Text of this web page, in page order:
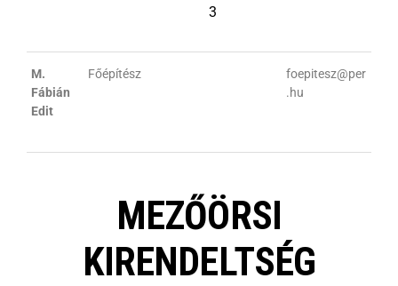
3
M.
Fábián
Edit
Főépítész
foepitesz@per
.hu
MEZŐÖRSI
KIRENDELTSÉG